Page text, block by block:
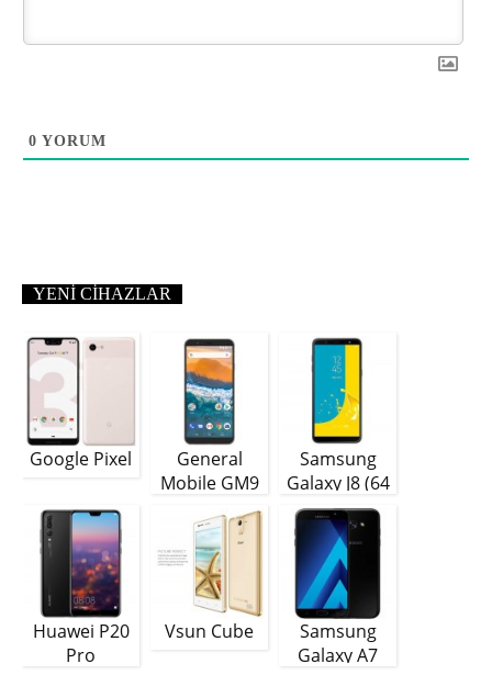
0 YORUM
YENI CIHAZLAR
Google Pixel
General
Mobile GM9
Samsung
Galaxy J8 (64
GB)
Huawei P20
Pro
Vsun Cube
Samsung
Galaxy A7